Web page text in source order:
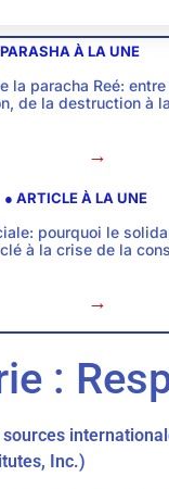
À LA UNE
la paracha Reé:
de la destruction à
→
● ARTICLE À LA UNE
pourquoi le
à la crise de la
→
:
Inc.)